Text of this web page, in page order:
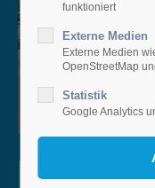
funktioniert
Externe Medien
Externe Medien
OpenStreetMap
Statistik
Google Analytics